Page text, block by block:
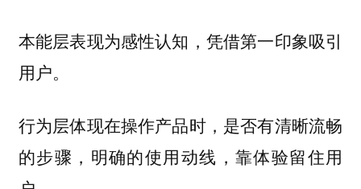
本能层表现为感性认知，凭借第一印象吸引
用户。
行为层体现在操作产品时，是否有清晰流畅
的步骤，明确的使用动线，靠体验留住用